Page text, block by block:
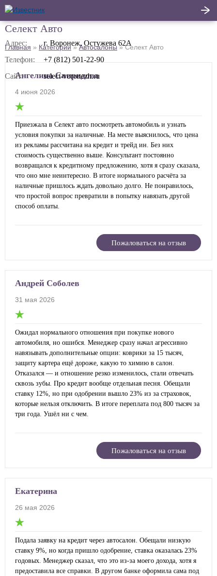
Адрес:
г. Воронеж, Остужева 62А
Телефон:
+7 (812) 501-22-90
Сайт:
select-voronezh.ru
Селект Авто
Главная » Категории»Автосалоны »Селект Авто
Ангелина Свиридова
4 июня 2026
Приезжала в Селект авто посмотреть автомобиль и узнать
условия покупки за наличные. На месте выяснилось, что цена
из рекламы рассчитана на кредит и трейд ин. Без них
стоимость существенно выше. Консультант постоянно
возвращался к кредитному предложению, хотя я сразу сказала,
что оно мне неинтересно. В итоге нормального расчёта за
наличные пришлось ждать довольно долго. Не понравилось,
что простой вопрос превратили в попытку навязать другой
способ оплаты.
Пожаловаться на отзыв
Андрей Соболев
31 мая 2026
Ожидал нормального отношения при покупке нового
автомобиля, но ошибся. Менеджер сразу начал агрессивно
навязывать дополнительные опции: коврики за 15 тысяч,
защиту картера ещё дороже, какую то химию в салон.
Отказался — и отношение резко изменилось, стали отвечать
сквозь зубы. Про кредит вообще отдельная песня. Обещали
ставку 12%, но при одобрении вышло 23% из за страховок,
которые нельзя отключить. В итоге переплата под 800 тысяч за
три года. Ушёл ни с чем.
Пожаловаться на отзыв
Екатерина
26 мая 2026
Подала заявку на кредит через автосалон. Обещали низкую
ставку 9%, но когда пришло одобрение, ставка оказалась 23%
годовых. Менеджер сказал, что это из-за моего дохода, хотя я
предоставила все справки. В другом банке оформила сама под
отзыв
Главная
Актуальные новости